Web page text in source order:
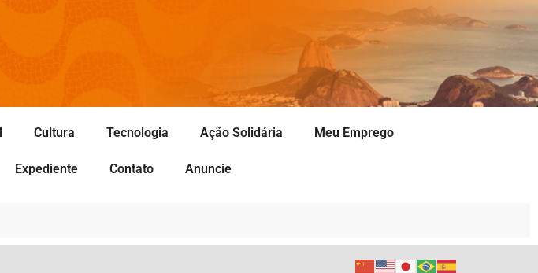
Cultura Tecnologia Ação Solidária Meu Emprego
Expediente Contato Anuncie